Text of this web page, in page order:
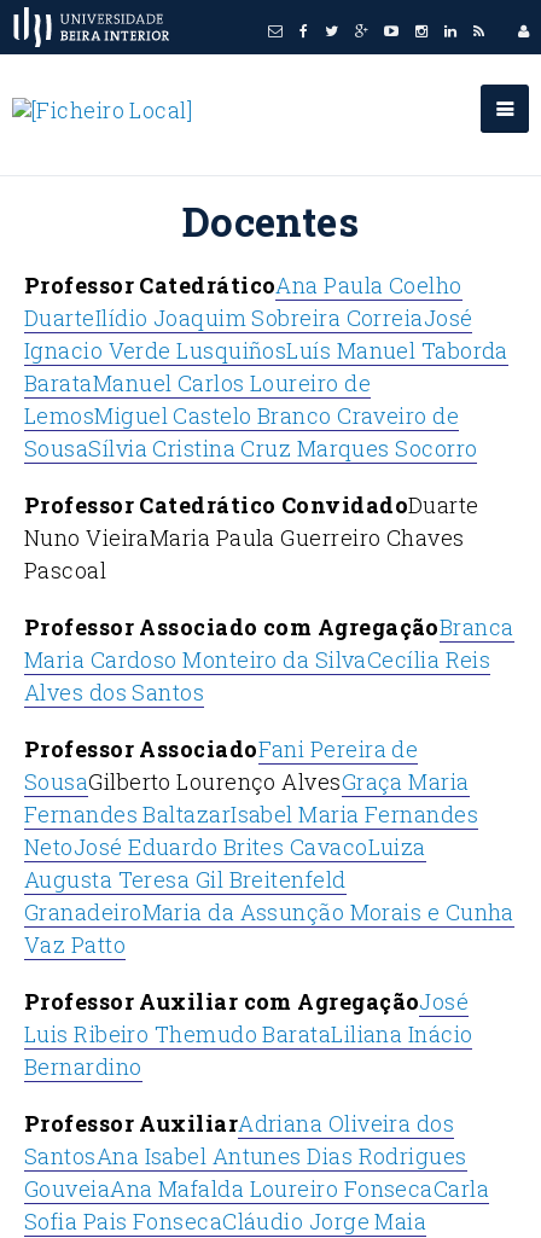
Docentes
Professor CatedráticoAna Paula Coelho
DuarteIlídio Joaquim Sobreira CorreiaJosé
Ignacio Verde LusquiñosLuís Manuel Taborda
BarataManuel Carlos Loureiro de
LemosMiguel Castelo Branco Craveiro de
SousaSílvia Cristina Cruz Marques Socorro
Professor Catedrático ConvidadoDuarte
Nuno VieiraMaria Paula Guerreiro Chaves
Pascoal
Professor Associado com AgregaçãoBranca
Maria Cardoso Monteiro da SilvaCecília Reis
Alves dos Santos
Professor AssociadoFani Pereira de
SousaGilberto Lourenço AlvesGraça Maria
Fernandes BaltazarIsabel Maria Fernandes
NetoJosé Eduardo Brites CavacoLuiza
Augusta Teresa Gil Breitenfeld
GranadeiroMaria da Assunção Morais e Cunha
Vaz Patto
Professor Auxiliar com AgregaçãoJosé
Luis Ribeiro Themudo BarataLiliana Inácio
Bernardino
Professor AuxiliarAdriana Oliveira dos
SantosAna Isabel Antunes Dias Rodrigues
GouveiaAna Mafalda Loureiro FonsecaCarla
Sofia Pais FonsecaCláudio Jorge Maia